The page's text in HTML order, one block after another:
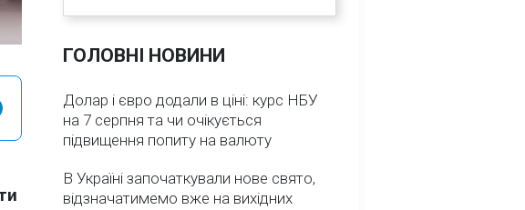
ГОЛОВНІ НОВИНИ
Долар і євро додали в ціні: курс НБУ
на 7 серпня та чи очікується
підвищення попиту на валюту
В Україні започаткували нове свято,
відзначатимемо вже на вихідних